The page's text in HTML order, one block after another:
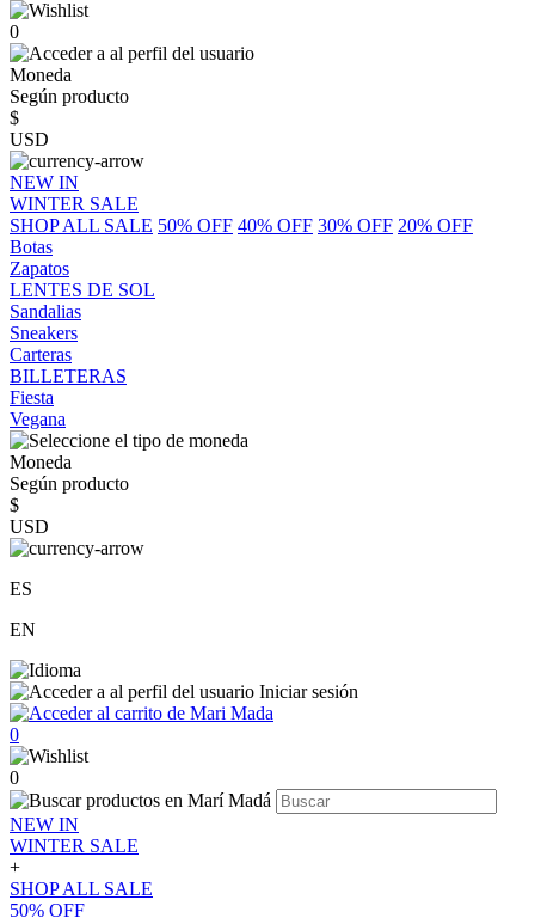
0
Moneda
Según producto
$
USD
NEW IN
WINTER SALE
SHOP ALL SALE 50% OFF 40% OFF 30% OFF 20% OFF
Botas
Zapatos
LENTES DE SOL
Sandalias
Sneakers
Carteras
BILLETERAS
Fiesta
Vegana
Moneda
Según producto
$
USD
ES
EN
Iniciar sesión
0
0
NEW IN
WINTER SALE
+
SHOP ALL SALE
50% OFF